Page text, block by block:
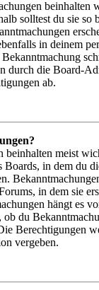
beinhalten
solltest du sie so
in deinem
durch die Board-
ab.
beinhalten meist
Boards, in dem du
in dem sie
hängt es
du
Berechtigungen
vergeben.